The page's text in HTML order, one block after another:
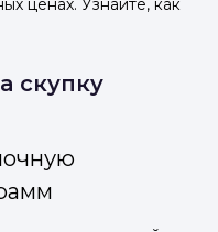
ценах. Узнайте, как
скупку